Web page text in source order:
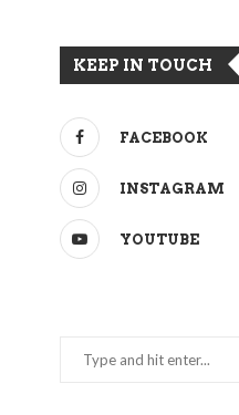
KEEP IN TOUCH
FACEBOOK
INSTAGRAM
YOUTUBE